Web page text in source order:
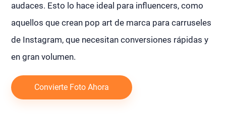
audaces. Esto lo hace ideal para influencers, como
aquellos que crean pop art de marca para carruseles
de Instagram, que necesitan conversiones rápidas y
en gran volumen.
Convierte Foto Ahora